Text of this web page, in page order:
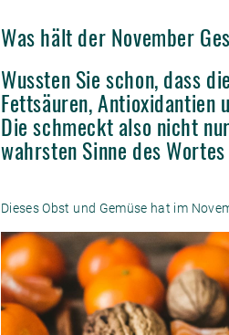
Was hält der November
Wussten Sie schon, dass
Fettsäuren, Antioxidantien
Die schmeckt also nicht
wahrsten Sinne des
Dieses Obst und Gemüse hat im